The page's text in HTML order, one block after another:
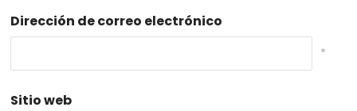
Dirección de correo electrónico
*
Sitio web